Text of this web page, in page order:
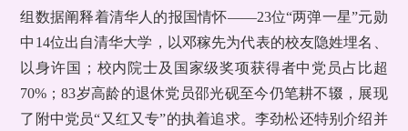
组数据阐释着清华人的报国情怀——23位“两弹一星”元勋
中14位出自清华大学，以邓稼先为代表的校友隐姓埋名、
以身许国；校内院士及国家级奖项获得者中党员占比超
70%；83岁高龄的退休党员邵光砚至今仍笔耕不辍，展现
了附中党员“又红又专”的执着追求。李劲松还特别介绍并